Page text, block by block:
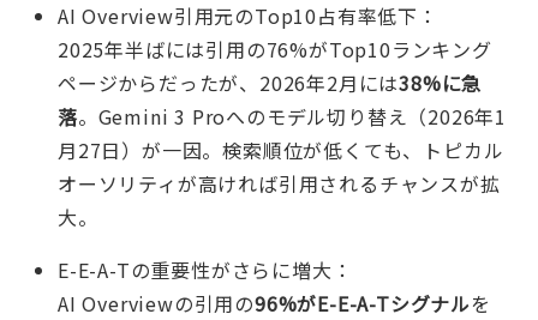
AI Overview引用元のTop10占有率低下：
2025年半ばには引用の76%がTop10ランキング
ページからだったが、2026年2月には38%に急
落。Gemini 3 Proへのモデル切り替え（2026年1
月27日）が一因。検索順位が低くても、トピカル
オーソリティが高ければ引用されるチャンスが拡
大。
E-E-A-Tの重要性がさらに増大：
AI Overviewの引用の96%がE-E-A-Tシグナルを